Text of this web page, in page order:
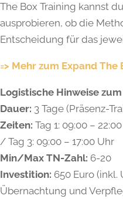
The Box Training kannst
ausprobieren, ob die
Entscheidung für das
=> Mehr zum Expand The
Logistische Hinweise
Dauer: 3 Tage (Präsenz-
Zeiten: Tag 1: 09:00 –
/ Tag 3: 09:00 – 17:00 Uhr
Min/Max TN-Zahl: 6-20
Investition: 650 Euro (inkl.
Übernachtung und